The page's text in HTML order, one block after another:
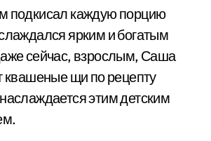
подкисал каждую порцию
ярким и богатым
сейчас, взрослым, Саша
квашеные щи по рецепту
этим детским